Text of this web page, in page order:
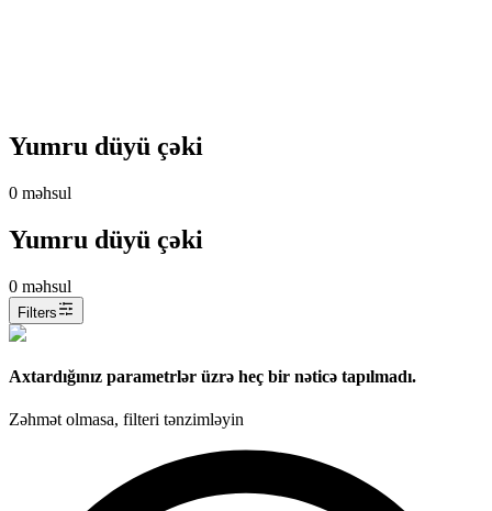
Yumru düyü çəki
0 məhsul
Yumru düyü çəki
0 məhsul
Filters
Axtardığınız parametrlər üzrə heç bir nəticə tapılmadı.
Zəhmət olmasa, filteri tənzimləyin